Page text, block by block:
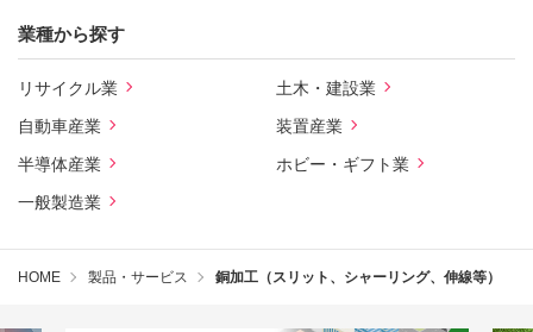
業種から探す
リサイクル業 土木・建設業
自動車産業 装置産業
半導体産業 ホビー・ギフト業
一般製造業
HOME 製品・サービス 銅加工（スリット、シャーリング、伸線等）